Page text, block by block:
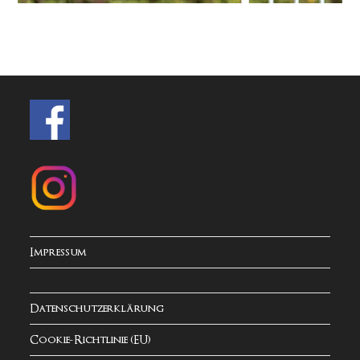
Impressum
Datenschutzerklärung
Cookie-Richtlinie (EU)